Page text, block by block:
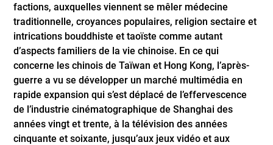
factions, auxquelles viennent se mêler médecine
traditionnelle, croyances populaires, religion sectaire et
intrications bouddhiste et taoïste comme autant
d’aspects familiers de la vie chinoise. En ce qui
concerne les chinois de Taïwan et Hong Kong, l’après-
guerre a vu se développer un marché multimédia en
rapide expansion qui s’est déplacé de l’effervescence
de l’industrie cinématographique de Shanghai des
années vingt et trente, à la télévision des années
cinquante et soixante, jusqu’aux jeux vidéo et aux